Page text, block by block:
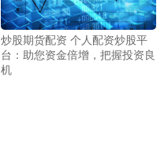
炒股期货配资 个人配资炒股平
台：助您资金倍增，把握投资良
机